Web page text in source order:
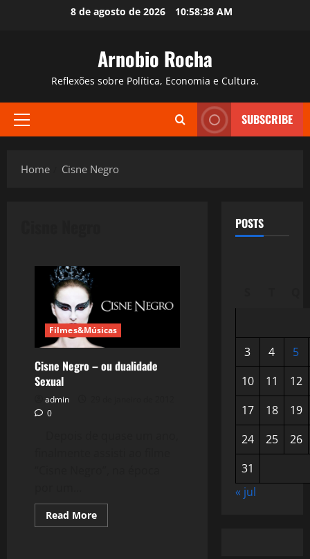
8 de agosto de 2026 10:58:39 AM
Arnobio Rocha
Reflexões sobre Política, Economia e Cultura.
Primary
SUBSCRIBE
Home Cisne Negro
Filmes&Músicas
Cisne Negro – ou dualidade
Sexual
admin
0
Read MoreRead
more
POSTS
3 4
5
10
11
12
17
18
19
24
25
26
31
« jul